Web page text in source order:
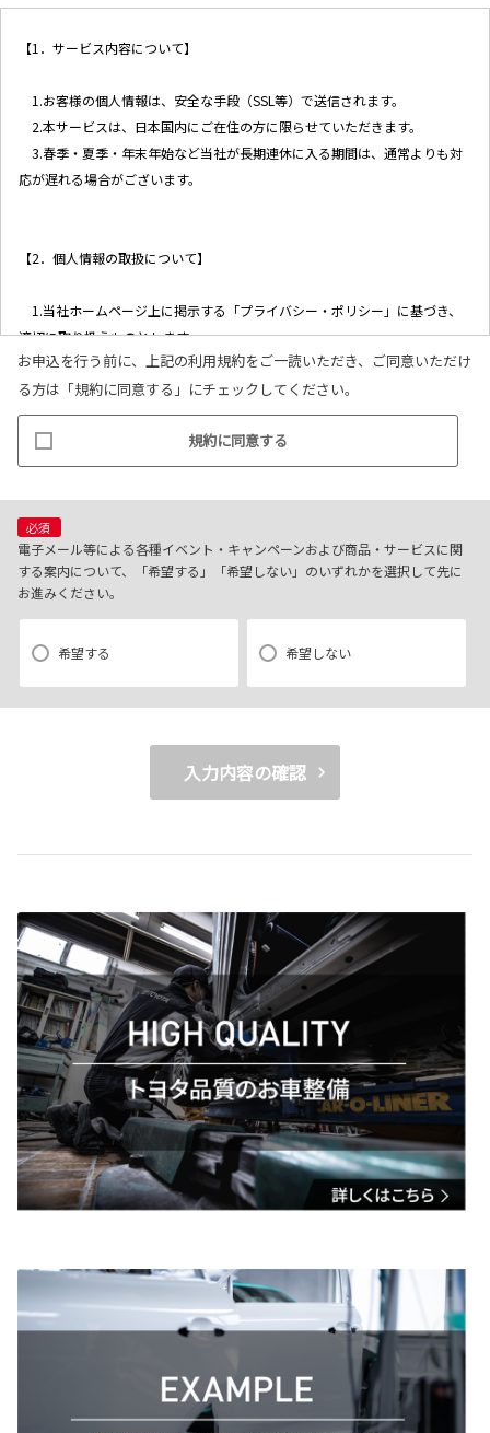
【1．サービス内容について】
1.お客様の個人情報は、安全な手段（SSL等）で送信されます。
2.本サービスは、日本国内にご在住の方に限らせていただきます。
3.春季・夏季・年末年始など当社が長期連休に入る期間は、通常よりも対
応が遅れる場合がございます。
【2．個人情報の取扱について】
1.当社ホームページ上に掲示する「プライバシー・ポリシー」に基づき、
適切に取り扱うものとします。
2.当社が取得したお客様の個人情報は、以下の目的で利用させていただき
ます。
(1)お客様リクエストに対応するにあたって問題が発生した場合の確認・
(2)お客様から照会があった場合のリクエスト情報の確認
（電子メール、電話、郵送によるご連絡）
(4)当社で取り扱っている商品・サービスなどに関する営業上のご案内
(5)商品の企画・開発あるいはお客様満足向上策などの検討のためのお客
様アンケート調査の実施
【3．推奨環境について】
1.当社の推奨するインターネット環境にてお申込みをお願いします。推奨
参照ください。
【4．規約について】
1.本規約は事前の告知なく変更することがあります。変更した内容は本ペ
ージにてご確認いただくものとします。
【トヨタ自動車への個人情報の第三者提供について】
1.当社が取得したお客様の個人情報（本リクエストフォームよりご入力いた
だいた氏名、住所、電話番号、メールアドレスを含む本リクエストの内容、
当ウェブサイトの閲覧情報）は、本リクエストフォームのシステムに不具合
等が生じた場合に限り、原因調査・復旧の目的でシステムを管理するトヨタ
お申込を行う前に、上記の利用規約をご一読いただき、ご同意いただけ
る方は「規約に同意する」にチェックしてください。
規約に同意する
必須
電子メール等による各種イベント・キャンペーンおよび商品・サービスに関
する案内について、「希望する」「希望しない」のいずれかを選択して先に
お進みください。
希望する 希望しない
入力内容の確認